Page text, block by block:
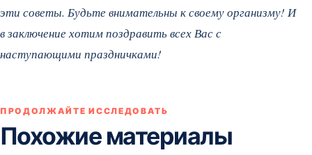
эти советы. Будьте внимательны к своему организму! И
в заключение хотим поздравить всех Вас с
наступающими праздничками!
ПРОДОЛЖАЙТЕ ИССЛЕДОВАТЬ
Похожие материалы